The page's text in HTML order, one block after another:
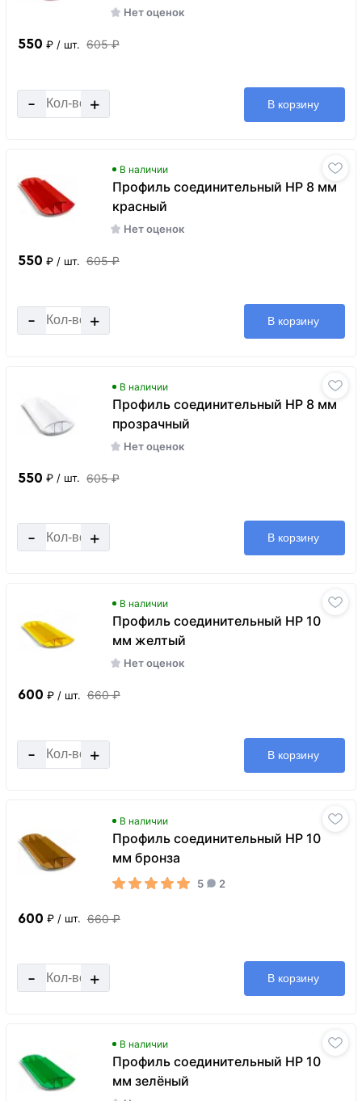
Нет оценок
550 ₽ / шт. 605 ₽
- + В корзину
В наличии
Профиль соединительный HP 8 мм
красный
Нет оценок
550 ₽ / шт. 605 ₽
- + В корзину
В наличии
Профиль соединительный HP 8 мм
прозрачный
Нет оценок
550 ₽ / шт. 605 ₽
- + В корзину
В наличии
Профиль соединительный HP 10
мм желтый
Нет оценок
600 ₽ / шт. 660 ₽
- + В корзину
В наличии
Профиль соединительный HP 10
мм бронза
5 2
600 ₽ / шт. 660 ₽
- + В корзину
В наличии
Профиль соединительный HP 10
мм зелёный